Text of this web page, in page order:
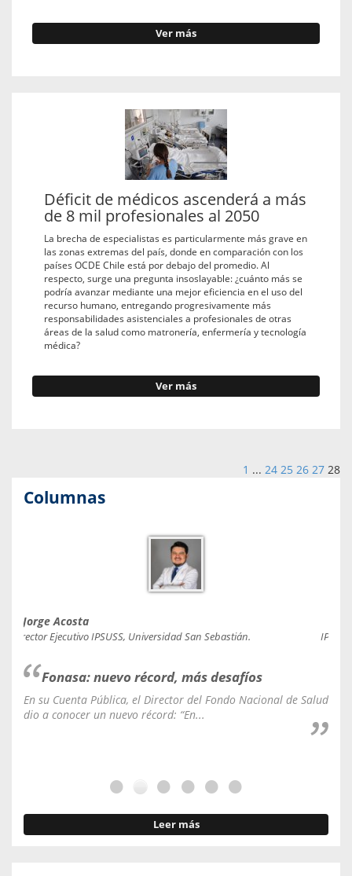
Ver más
Déficit de médicos ascenderá a más
de 8 mil profesionales al 2050
La brecha de especialistas es particularmente más grave en
las zonas extremas del país, donde en comparación con los
países OCDE Chile está por debajo del promedio. Al
respecto, surge una pregunta insoslayable: ¿cuánto más se
podría avanzar mediante una mejor eficiencia en el uso del
recurso humano, entregando progresivamente más
responsabilidades asistenciales a profesionales de otras
áreas de la salud como matronería, enfermería y tecnología
médica?
Ver más
1 ... 24 25 26 27 28
Columnas
Jorge Acosta
Director Ejecutivo IPSUSS, Universidad San Sebastián.
Fonasa: nuevo récord, más desafíos
En su Cuenta Pública, el Director del Fondo Nacional de Salud
dio a conocer un nuevo récord: “En...
Leer más